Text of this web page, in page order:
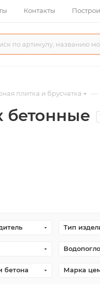
Контакты
плитка и брусчатка —
бетонные
Тип
бетона Марка